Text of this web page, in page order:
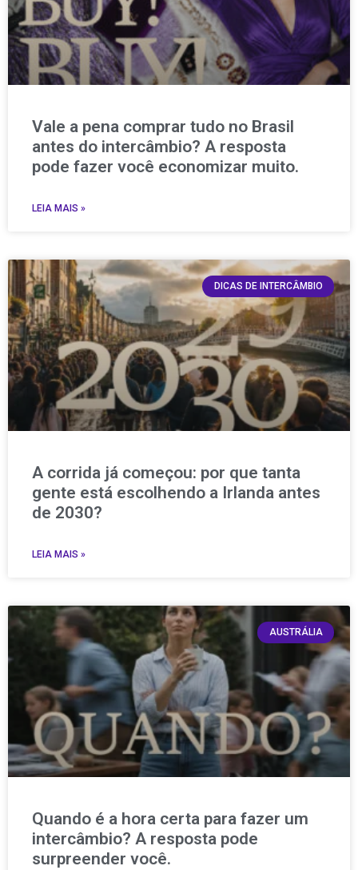
Vale a pena comprar tudo no Brasil
antes do intercâmbio? A resposta
pode fazer você economizar muito.
LEIA MAIS »
DICAS DE INTERCÂMBIO
A corrida já começou: por que tanta
gente está escolhendo a Irlanda antes
de 2030?
LEIA MAIS »
AUSTRÁLIA
Quando é a hora certa para fazer um
intercâmbio? A resposta pode
surpreender você.